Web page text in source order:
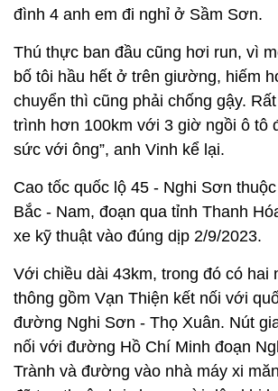
đình 4 anh em đi nghỉ ở Sầm Sơn.
Thú thực ban đầu cũng hơi run, vì
bố tôi hầu hết ở trên giường, hiếm
chuyển thì cũng phải chống gậy.
trình hơn 100km với 3 giờ ngồi ô tô
sức với ông”, anh Vinh kể lại.
Cao tốc quốc lộ 45 - Nghi Sơn
Bắc - Nam, đoạn qua tỉnh Thanh
xe kỹ thuật vào đúng dịp 2/9/2023.
Với chiều dài 43km, trong đó có hai
thông gồm Vạn Thiện kết nối với
đường Nghi Sơn - Thọ Xuân. Nút
nối với đường Hồ Chí Minh đoạn
Trành và đường vào nhà máy xi